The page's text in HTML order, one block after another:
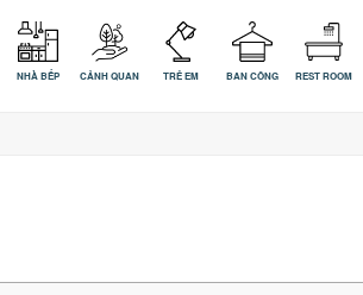
NHÀ BẾP CẢNH QUAN TRẺ EM BAN CÔNG REST ROOM